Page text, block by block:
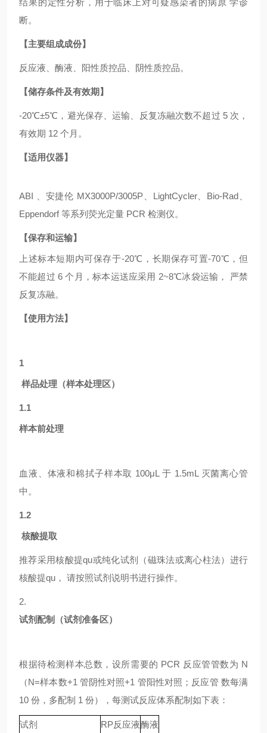
结果的定性分析，用于临床上对可疑感染者的病原 学诊
断。
【主要组成成份】
反应液、酶液、阳性质控品、阴性质控品。
【储存条件及有效期】
-20℃±5℃，避光保存、运输、反复冻融次数不超过 5 次，
有效期 12 个月。
【适用仪器】
ABI 、安捷伦 MX3000P/3005P、LightCycler、Bio-Rad、
Eppendorf 等系列荧光定量 PCR 检测仪。
【保存和运输】
上述标本短期内可保存于-20℃，长期保存可置-70℃，但
不能超过 6 个月，标本运送应采用 2~8℃冰袋运输， 严禁
反复冻融。
【使用方法】
1
样品处理（样本处理区）
1.1
样本前处理
血液、体液和棉拭子样本取 100μL 于 1.5mL 灭菌离心管
中。
1.2
核酸提取
推荐采用核酸提qu或纯化试剂（磁珠法或离心柱法）进行
核酸提qu， 请按照试剂说明书进行操作。
2.
试剂配制（试剂准备区）
根据待检测样本总数，设所需要的 PCR 反应管管数为 N
（N=样本数+1 管阴性对照+1 管阳性对照；反应管 数每满
10 份，多配制 1 份），每测试反应体系配制如下表：
试剂 RP反应液酶液